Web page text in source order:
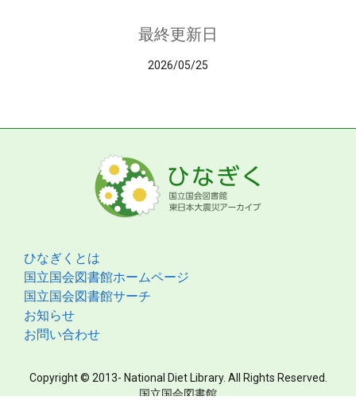
最終更新日
2026/05/25
ひなぎくとは
国立国会図書館ホームページ
国立国会図書館サーチ
お知らせ
お問い合わせ
Copyright © 2013- National Diet Library. All Rights Reserved.